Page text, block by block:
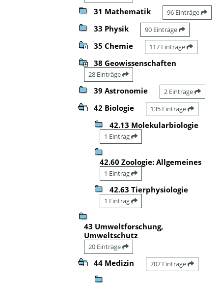
31 Mathematik 96 Einträge
33 Physik 90 Einträge
35 Chemie 117 Einträge
38 Geowissenschaften
28 Einträge
39 Astronomie 2 Einträge
42 Biologie 135 Einträge
42.13 Molekularbiologie
1 Eintrag
42.60 Zoologie: Allgemeines
1 Eintrag
42.63 Tierphysiologie
1 Eintrag
43 Umweltforschung,
Umweltschutz
20 Einträge
44 Medizin 707 Einträge